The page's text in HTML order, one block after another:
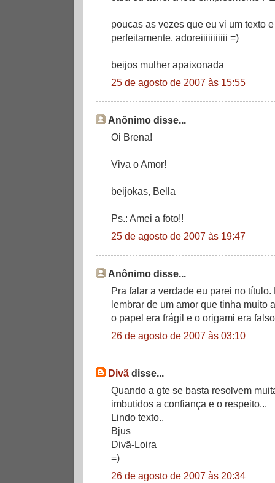
poucas as vezes que eu vi um texto
perfeitamente. adoreiiiiiiiiiii =)
beijos mulher apaixonada
25 de agosto de 2007 às 15:55
Anônimo disse...
Oi Brena!
Viva o Amor!
beijokas, Bella
Ps.: Amei a foto!!
25 de agosto de 2007 às 19:47
Anônimo disse...
Pra falar a verdade eu parei no
lembrar de um amor que tinha muito
o papel era frágil e o origami era
26 de agosto de 2007 às 03:10
Divã disse...
Quando a gte se basta resolvem
imbutidos a confiança e o respeito...
Lindo texto..
Bjus
Divã-Loira
=)
26 de agosto de 2007 às 20:34